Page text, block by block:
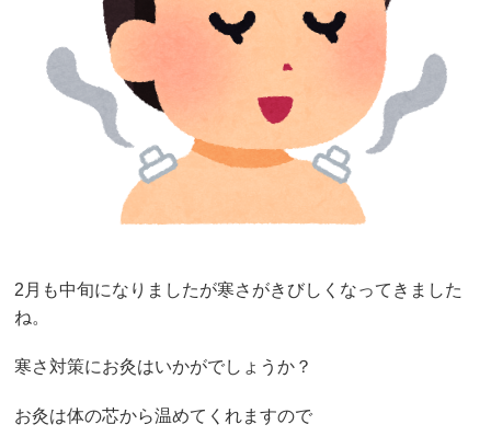
2月も中旬になりましたが寒さがきびしくなってきました
ね。
寒さ対策にお灸はいかがでしょうか？
お灸は体の芯から温めてくれますので